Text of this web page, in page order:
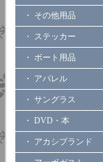
・ その他用品
・ ステッカー
・ ボート用品
・ アパレル
・ サングラス
・ DVD・本
・ アカシブランド